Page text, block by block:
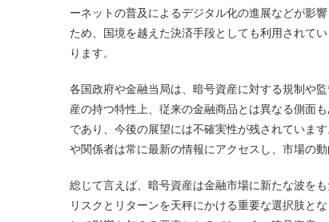
ーネットの普及によるデジタル化の進展などが影
ため、国境を越えた決済手段としても利用されて
ります。
各国政府や金融当局は、暗号資産に対する規制や
産の持つ特性上、従来の金融商品とは異なる側面
であり、今後の展望には不確実性が残されていま
や関係者は常に最新の情報にアクセスし、市場の動
総じて言えば、暗号資産は金融市場に新たな波を
リスクとリターンを天秤にかける重要な選択肢と